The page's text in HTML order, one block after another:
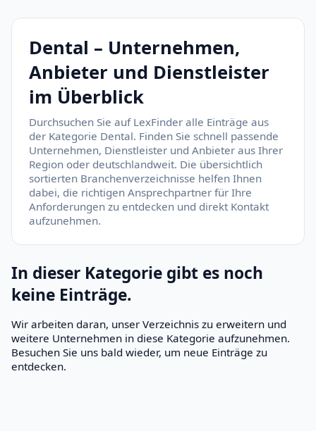
Dental – Unternehmen,
Anbieter und Dienstleister
im Überblick
Durchsuchen Sie auf LexFinder alle Einträge aus
der Kategorie Dental. Finden Sie schnell passende
Unternehmen, Dienstleister und Anbieter aus Ihrer
Region oder deutschlandweit. Die übersichtlich
sortierten Branchenverzeichnisse helfen Ihnen
dabei, die richtigen Ansprechpartner für Ihre
Anforderungen zu entdecken und direkt Kontakt
aufzunehmen.
In dieser Kategorie gibt es noch
keine Einträge.
Wir arbeiten daran, unser Verzeichnis zu erweitern und
weitere Unternehmen in diese Kategorie aufzunehmen.
Besuchen Sie uns bald wieder, um neue Einträge zu
entdecken.